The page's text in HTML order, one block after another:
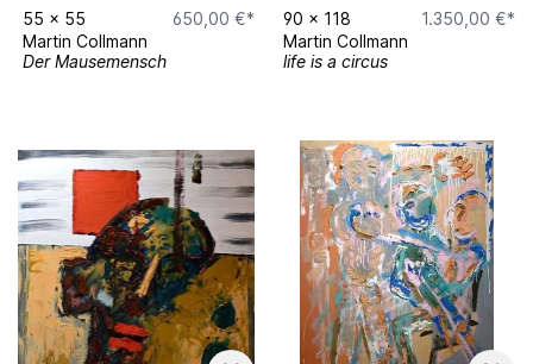
55 x 55
650,00 €*
Martin Collmann
Der Mausemensch
90 x 118
1.350,00 €*
Martin Collmann
life is a circus